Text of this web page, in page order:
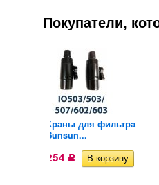
Покупатели,
Краны для фильтра
Sunsun...
254 Р